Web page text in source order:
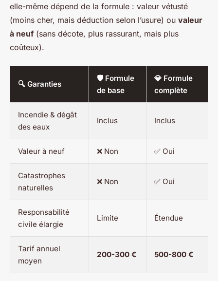
elle-même dépend de la formule : valeur vétusté
(moins cher, mais déduction selon l’usure) ou valeur
à neuf (sans décote, plus rassurant, mais plus
coûteux).
🔍 Garanties
🛡️ Formule
de base
💎 Formule
complète
Incendie & dégât
des eaux
Inclus Inclus
Valeur à neuf ❌ Non ✅ Oui
Catastrophes
naturelles
❌ Non ✅ Oui
Responsabilité
civile élargie
Limite Étendue
Tarif annuel
moyen
200-300 € 500-800 €